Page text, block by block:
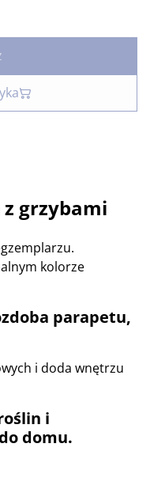
z grzybami
kolorze
parapetu,
i doda wnętrzu
i
domu.